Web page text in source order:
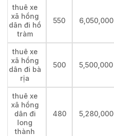
thuê xe
xã hồng
dân đi hồ
tràm
550 6,050,000
thuê xe
xã hồng
dân đi bà
rịa
500 5,500,000
thuê xe
xã hồng
dân đi
long
thành
480 5,280,000